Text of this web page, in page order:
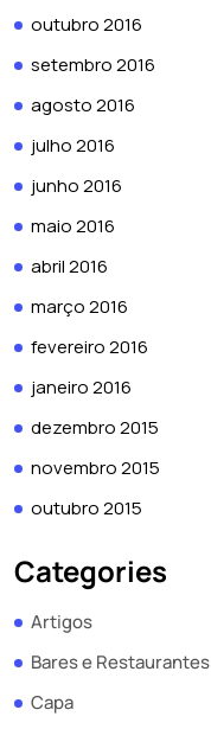
outubro 2016
setembro 2016
agosto 2016
julho 2016
junho 2016
maio 2016
abril 2016
março 2016
fevereiro 2016
janeiro 2016
dezembro 2015
novembro 2015
outubro 2015
Categories
Artigos
Bares e Restaurantes
Capa